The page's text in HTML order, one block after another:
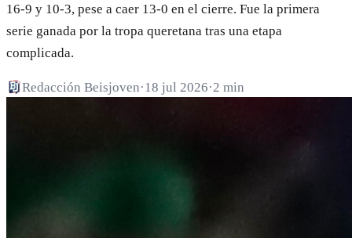
16-9 y 10-3, pese a caer 13-0 en el cierre. Fue la primera
serie ganada por la tropa queretana tras una etapa
complicada.
Redacción Beisjoven·18 jul 2026·2 min